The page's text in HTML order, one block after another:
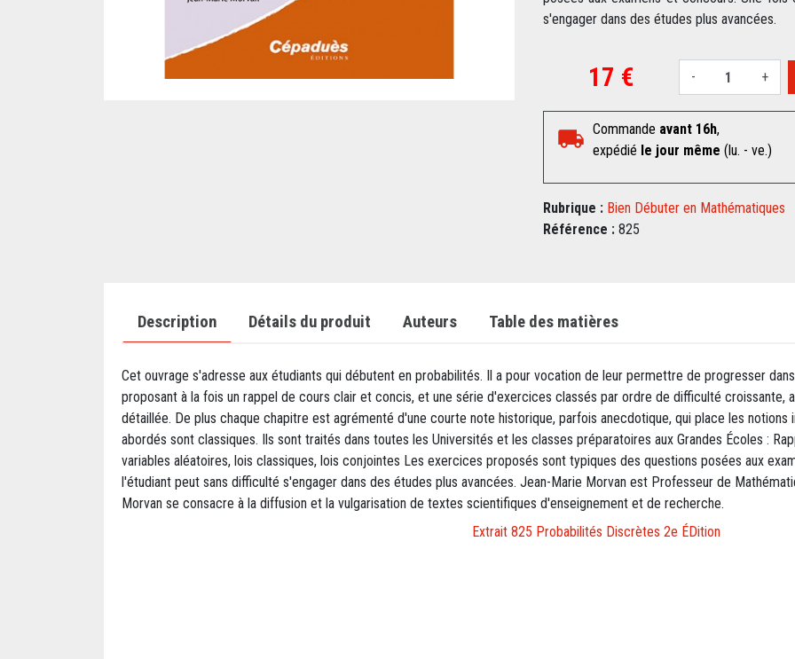
s'engager dans des études plus avancées.
17 € - +
Commande avant 16h,
expédié le jour même (lu. - ve.)
Rubrique : Bien Débuter en Mathématiques
Référence :825
Description Détails du produit Auteurs Table des matières
Cet ouvrage s'adresse aux étudiants qui débutent en probabilités. Il a pour vocation de leur permettre de progresser
proposant à la fois un rappel de cours clair et concis, et une série d'exercices classés par ordre de difficulté croissante,
détaillée. De plus chaque chapitre est agrémenté d'une courte note historique, parfois anecdotique, qui place les
abordés sont classiques. Ils sont traités dans toutes les Universités et les classes préparatoires aux Grandes Écoles :
variables aléatoires, lois classiques, lois conjointes Les exercices proposés sont typiques des questions posées aux
l'étudiant peut sans difficulté s'engager dans des études plus avancées. Jean-Marie Morvan est Professeur de
Morvan se consacre à la diffusion et la vulgarisation de textes scientifiques d'enseignement et de recherche.
Extrait 825 Probabilités Discrètes 2e ÉDition